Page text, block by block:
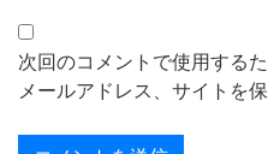
次回のコメントで使用する
メールアドレス、サイトを保